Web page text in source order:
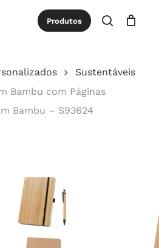
Produtos
procurar
Close
Sustentáveis
Bambu com Páginas
Bambu – S93624